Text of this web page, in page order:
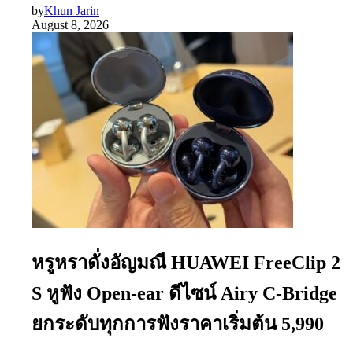
byKhun Jarin
August 8, 2026
หรูหราดั่งอัญมณี HUAWEI FreeClip 2
S หูฟัง Open-ear ดีไซน์ Airy C-Bridge
ยกระดับทุกการฟังราคาเริ่มต้น 5,990